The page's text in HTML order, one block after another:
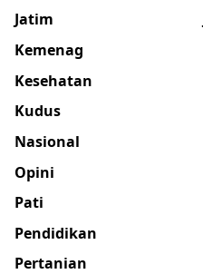
Jatim
Kemenag
Kesehatan
Kudus
Nasional
Opini
Pati
Pendidikan
Pertanian